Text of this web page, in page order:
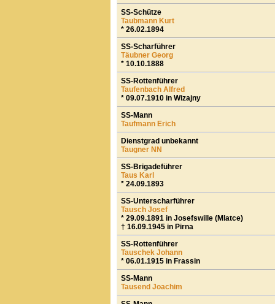
SS-Schütze
Taubmann Kurt
* 26.02.1894
SS-Scharführer
Täubner Georg
* 10.10.1888
SS-Rottenführer
Taufenbach Alfred
* 09.07.1910 in Wizajny
SS-Mann
Taufmann Erich
Dienstgrad unbekannt
Taugner NN
SS-Brigadeführer
Taus Karl
* 24.09.1893
SS-Unterscharführer
Tausch Josef
* 29.09.1891 in Josefswille (Mlatce)
† 16.09.1945 in Pirna
SS-Rottenführer
Tauschek Johann
* 06.01.1915 in Frassin
SS-Mann
Tausend Joachim